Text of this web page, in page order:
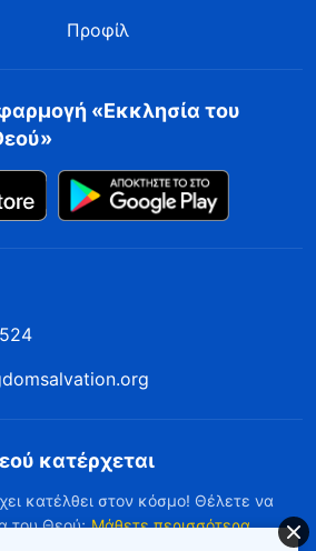
Προφίλ
«Εκκλησία του
κατέρχεται
κατέλθει στον κόσμο! Θέλετε να
του Θεού; Μάθετε περισσότερα